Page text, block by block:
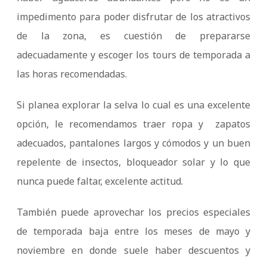
impedimento para poder disfrutar de los atractivos
de la zona, es cuestión de prepararse
adecuadamente y escoger los tours de temporada a
las horas recomendadas.
Si planea explorar la selva lo cual es una excelente
opción, le recomendamos traer ropa y zapatos
adecuados, pantalones largos y cómodos y un buen
repelente de insectos, bloqueador solar y lo que
nunca puede faltar, excelente actitud.
También puede aprovechar los precios especiales
de temporada baja entre los meses de mayo y
noviembre en donde suele haber descuentos y